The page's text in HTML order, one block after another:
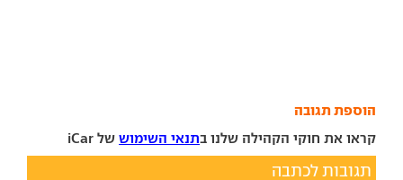
הוספת תגובה
קראו את חוקי הקהילה שלנו בתנאי השימוש של iCar
תגובות לכתבה